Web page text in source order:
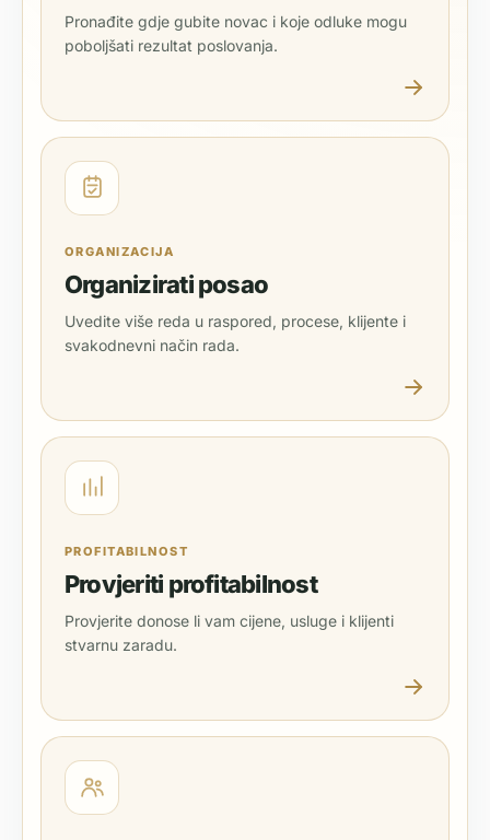
Pronađite gdje gubite novac i koje odluke mogu
poboljšati rezultat poslovanja.
ORGANIZACIJA
Organizirati posao
Uvedite više reda u raspored, procese, klijente i
svakodnevni način rada.
PROFITABILNOST
Provjeriti profitabilnost
Provjerite donose li vam cijene, usluge i klijenti
stvarnu zaradu.